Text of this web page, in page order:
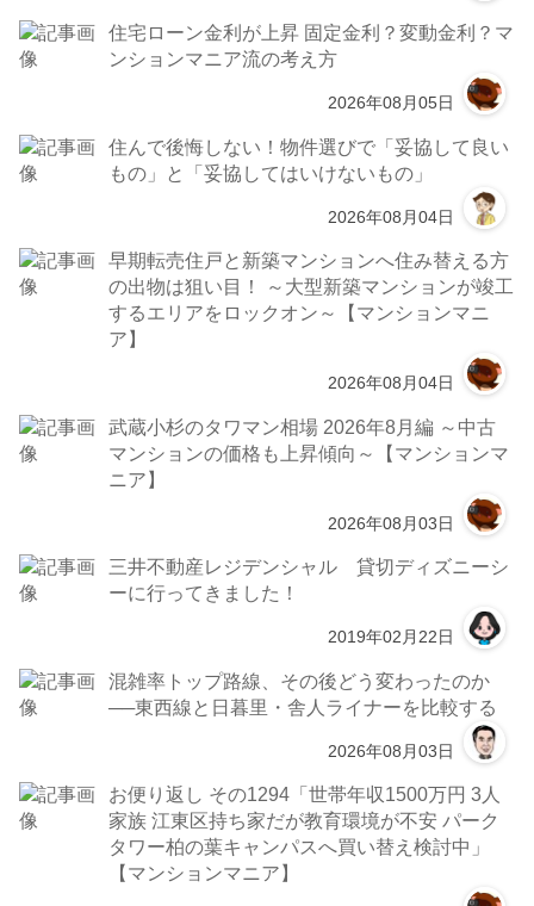
住宅ローン金利が上昇 固定金利？変動金利？マ
ンションマニア流の考え方
2026年08月05日
住んで後悔しない！物件選びで「妥協して良い
もの」と「妥協してはいけないもの」
2026年08月04日
早期転売住戸と新築マンションへ住み替える方
の出物は狙い目！ ～大型新築マンションが竣工
するエリアをロックオン～【マンションマニ
ア】
2026年08月04日
武蔵小杉のタワマン相場 2026年8月編 ～中古
マンションの価格も上昇傾向～【マンションマ
ニア】
2026年08月03日
三井不動産レジデンシャル 貸切ディズニーシ
ーに行ってきました！
2019年02月22日
混雑率トップ路線、その後どう変わったのか
──東西線と日暮里・舎人ライナーを比較する
2026年08月03日
お便り返し その1294「世帯年収1500万円 3人
家族 江東区持ち家だが教育環境が不安 パーク
タワー柏の葉キャンパスへ買い替え検討中」
【マンションマニア】